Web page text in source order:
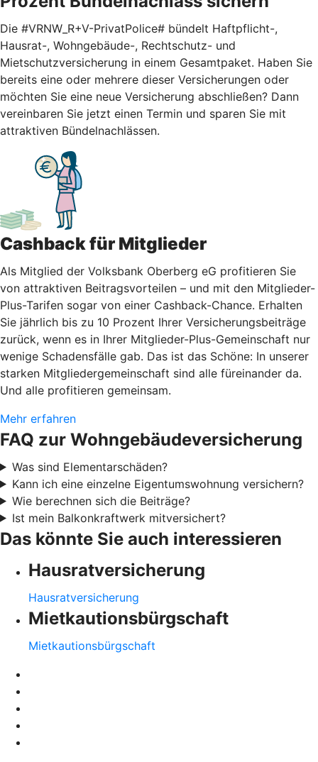
Die #VRNW_R+V-PrivatPolice# bündelt Haftpflicht-,
Hausrat-, Wohngebäude-, Rechtschutz- und
Mietschutzversicherung in einem Gesamtpaket. Haben Sie
bereits eine oder mehrere dieser Versicherungen oder
möchten Sie eine neue Versicherung abschließen? Dann
vereinbaren Sie jetzt einen Termin und sparen Sie mit
attraktiven Bündelnachlässen.
Cashback für Mitglieder
Als Mitglied der Volksbank Oberberg eG profitieren Sie
von attraktiven Beitragsvorteilen – und mit den Mitglieder-
Plus-Tarifen sogar von einer Cashback-Chance. Erhalten
Sie jährlich bis zu 10 Prozent Ihrer Versicherungsbeiträge
zurück, wenn es in Ihrer Mitglieder-Plus-Gemeinschaft nur
wenige Schadensfälle gab. Das ist das Schöne: In unserer
starken Mitgliedergemeinschaft sind alle füreinander da.
Und alle profitieren gemeinsam.
Mehr erfahren
FAQ zur Wohngebäudeversicherung
Was sind Elementarschäden?
Kann ich eine einzelne Eigentumswohnung versichern?
Wie berechnen sich die Beiträge?
Ist mein Balkonkraftwerk mitversichert?
Das könnte Sie auch interessieren
Hausratversicherung
Hausratversicherung
Mietkautionsbürgschaft
Mietkautionsbürgschaft